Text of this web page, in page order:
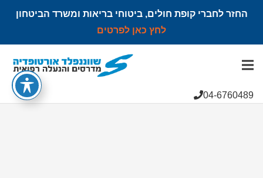
החזר לחברי קופת חולים, ביטוחי בריאות ומשרד הביטחון
לחץ כאן לפרטים
04-6760489